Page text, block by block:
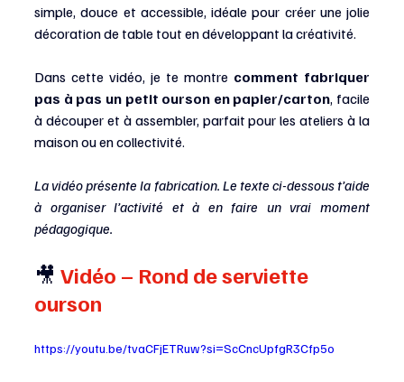
simple, douce et accessible, idéale pour créer une jolie
décoration de table tout en développant la créativité.
Dans cette vidéo, je te montre comment fabriquer
pas à pas un petit ourson en papier/carton, facile
à découper et à assembler, parfait pour les ateliers à la
maison ou en collectivité.
La vidéo présente la fabrication. Le texte ci-dessous t’aide
à organiser l’activité et à en faire un vrai moment
pédagogique.
🎥 Vidéo – Rond de serviette
ourson
https://youtu.be/tvaCFjETRuw?si=ScCncUpfgR3Cfp5o